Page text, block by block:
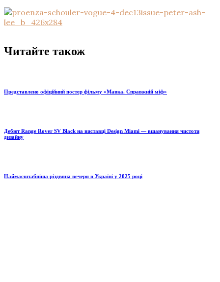
Читайте також
Представлено офіційний постер фільму «Мавка. Справжній міф»
Дебют Range Rover SV Black на виставці Design Miami — вшанування чистоти
дизайну
Наймасштабніша різдвяна вечеря в Україні у 2025 році